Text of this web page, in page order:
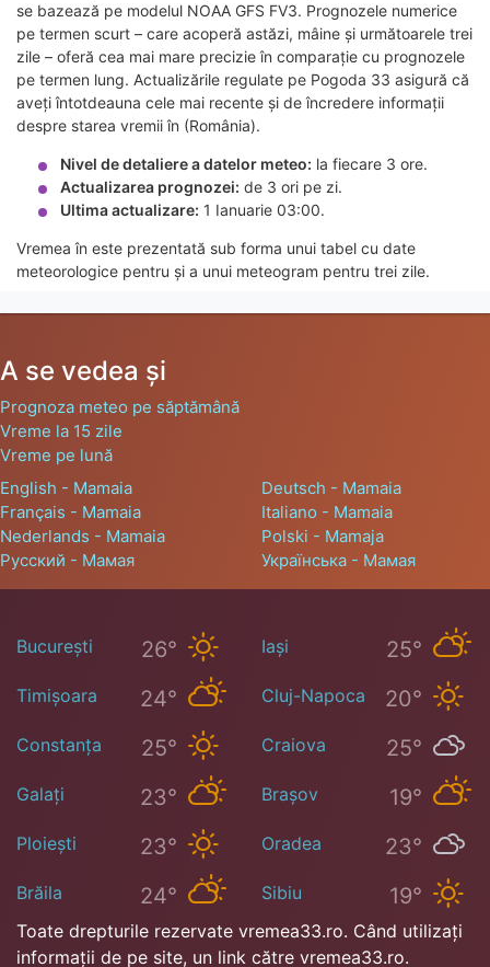
se bazează pe modelul NOAA GFS FV3. Prognozele numerice
pe termen scurt – care acoperă astăzi, mâine și următoarele trei
zile – oferă cea mai mare precizie în comparație cu prognozele
pe termen lung. Actualizările regulate pe Pogoda 33 asigură că
aveți întotdeauna cele mai recente și de încredere informații
despre starea vremii în (România).
Nivel de detaliere a datelor meteo: la fiecare 3 ore.
Actualizarea prognozei: de 3 ori pe zi.
Ultima actualizare: 1 Ianuarie 03:00.
Vremea în este prezentată sub forma unui tabel cu date
meteorologice pentru și a unui meteogram pentru trei zile.
A se vedea și
Prognoza meteo pe săptămână
Vreme la 15 zile
Vreme pe lună
English - Mamaia
Deutsch - Mamaia
Français - Mamaia
Italiano - Mamaia
Nederlands - Mamaia
Polski - Mamaja
Русский - Мамая
Українська - Мамая
București 26° Iași 25°
Timișoara 24° Cluj-Napoca 20°
Constanța 25° Craiova 25°
Galați 23° Brașov 19°
Ploiești 23° Oradea 23°
Brăila 24° Sibiu 19°
Toate drepturile rezervate vremea33.ro. Când utilizați
informații de pe site, un link către vremea33.ro.